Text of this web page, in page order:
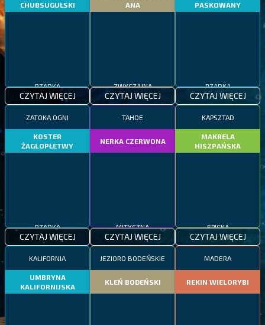
CHUBSUGUŁSKI
CZYTAJ WIĘCEJ
ANA
CZYTAJ WIĘCEJ
PASKOWANY
CZYTAJ WIĘCEJ
ZATOKA OGNI
KOSTER
ŻAGLOPŁETWY
CZYTAJ WIĘCEJ
TAHOE
NERKA CZERWONA
CZYTAJ WIĘCEJ
KAPSZTAD
MAKRELA
HISZPAŃSKA
CZYTAJ WIĘCEJ
KALIFORNIA
UMBRYNA
KALIFORNIJSKA
JEZIORO BODEŃSKIE
KLEŃ BODEŃSKI
MADERA
REKIN WIELORYBI